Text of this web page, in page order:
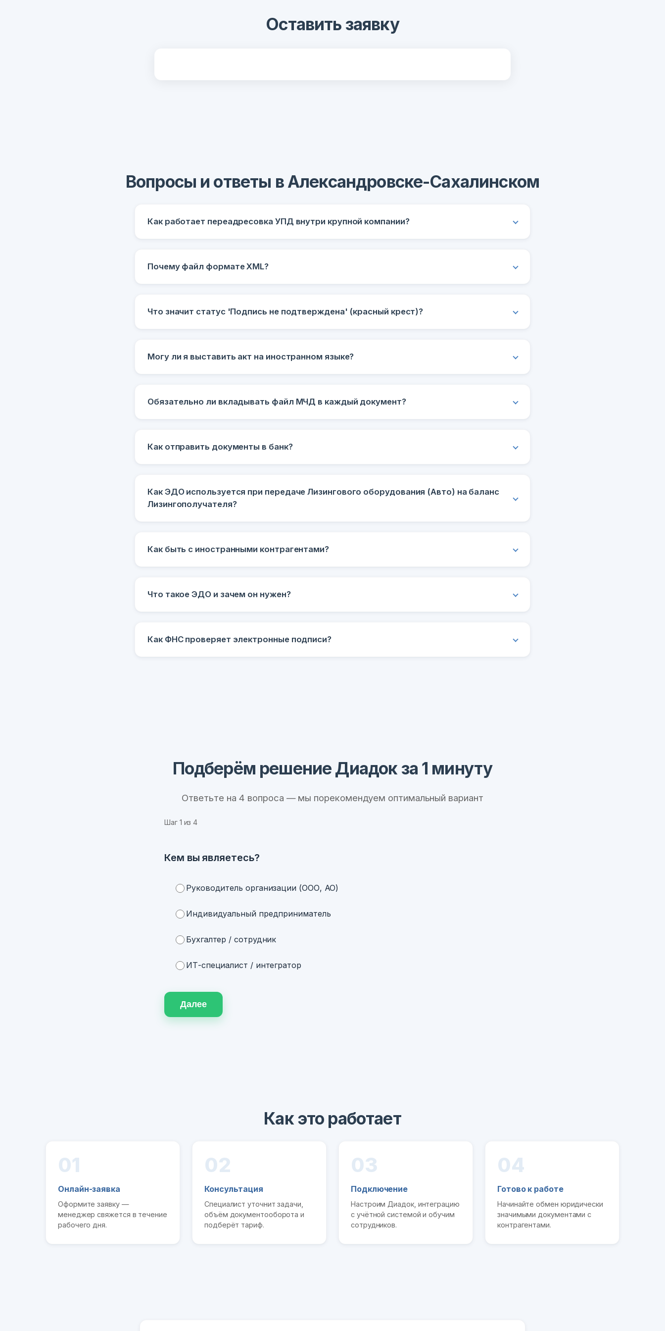
Оставить заявку
Вопросы и ответы в Александровске-Сахалинском
Как работает переадресовка УПД внутри крупной компании?
Почему файл формате XML?
Что значит статус 'Подпись не подтверждена' (красный крест)?
Могу ли я выставить акт на иностранном языке?
Обязательно ли вкладывать файл МЧД в каждый документ?
Как отправить документы в банк?
Как ЭДО используется при передаче Лизингового оборудования (Авто) на баланс
Лизингополучателя?
Как быть с иностранными контрагентами?
Что такое ЭДО и зачем он нужен?
Как ФНС проверяет электронные подписи?
Подберём решение Диадок за 1 минуту
Ответьте на 4 вопроса — мы порекомендуем оптимальный вариант
Шаг 1 из 4
Кем вы являетесь?
Руководитель организации (ООО, АО)
Индивидуальный предприниматель
Бухгалтер / сотрудник
ИТ-специалист / интегратор
Далее
Как это работает
01
Онлайн-заявка
Оформите заявку —
менеджер свяжется в течение
рабочего дня.
02
Консультация
Специалист уточнит задачи,
объём документооборота и
подберёт тариф.
03
Подключение
Настроим Диадок, интеграцию
с учётной системой и обучим
сотрудников.
04
Готово к работе
Начинайте обмен юридически
значимыми документами с
контрагентами.